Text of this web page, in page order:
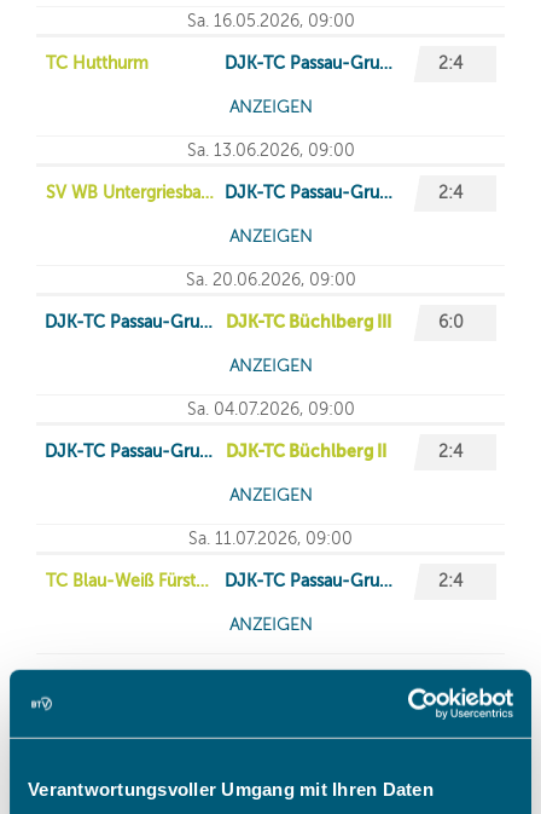
Verantwortungsvoller Umgang mit Ihren Daten